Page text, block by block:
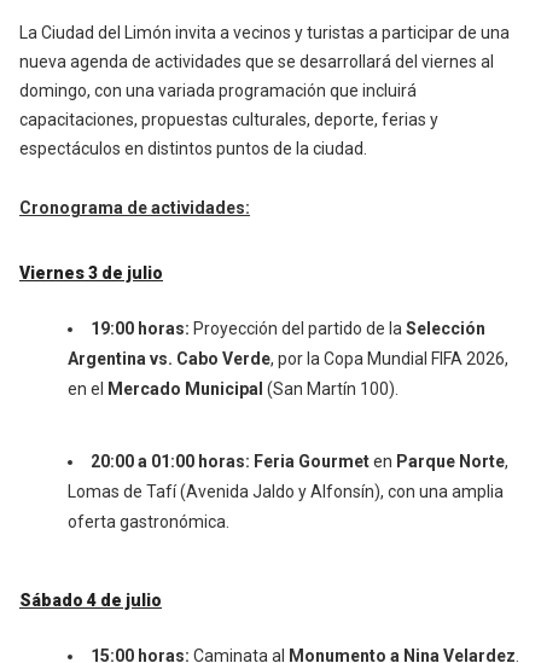
La Ciudad del Limón invita a vecinos y turistas a participar de una
nueva agenda de actividades que se desarrollará del viernes al
domingo, con una variada programación que incluirá
capacitaciones, propuestas culturales, deporte, ferias y
espectáculos en distintos puntos de la ciudad.
Cronograma de actividades:
Viernes 3 de julio
19:00 horas: Proyección del partido de laSelección
Argentina vs. Cabo Verde, por la Copa Mundial FIFA 2026,
en el
Mercado Municipal (San Martín 100).
20:00 a 01:00 horas: Feria Gourmeten Parque Norte,
Lomas de Tafí (Avenida Jaldo y Alfonsín), con una amplia
oferta gastronómica.
Sábado 4 de julio
15:00 horas: Caminata al Monumento a Nina Velardez.